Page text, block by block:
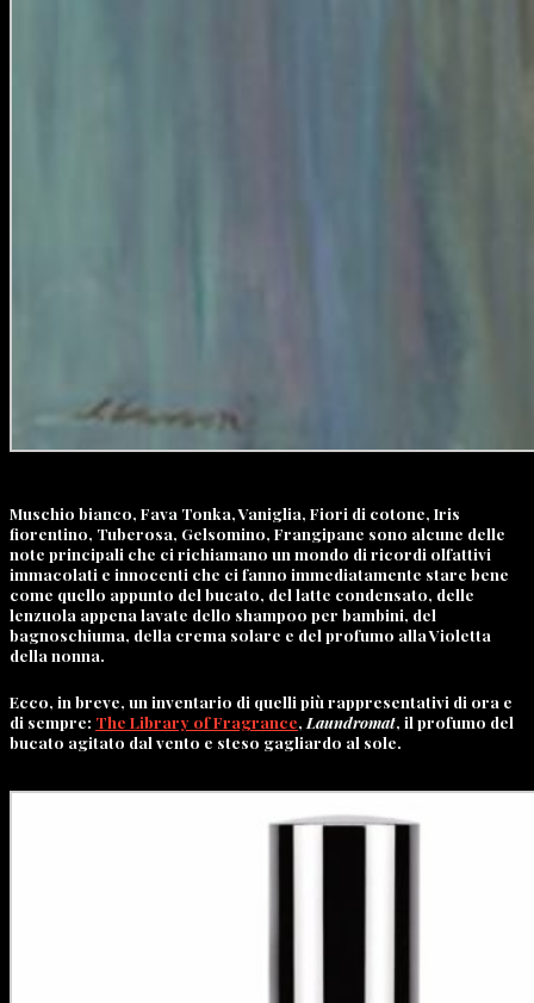
Muschio bianco, Fava Tonka, Vaniglia, Fiori di cotone, Iris
fiorentino, Tuberosa, Gelsomino, Frangipane sono alcune delle
note principali che ci richiamano un mondo di ricordi olfattivi
immacolati e innocenti che ci fanno immediatamente stare bene
come quello appunto del bucato, del latte condensato, delle
lenzuola appena lavate dello shampoo per bambini, del
bagnoschiuma, della crema solare e del profumo alla Violetta
della nonna.
Ecco, in breve, un inventario di quelli più rappresentativi di ora e
di sempre: The Library of Fragrance, Laundromat, il profumo del
bucato agitato dal vento e steso gagliardo al sole.